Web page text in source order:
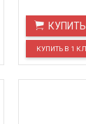
КУПИТЬ